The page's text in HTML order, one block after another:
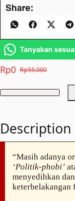
Rp55.000
Original
price
Rp0
Current
price
PKI
Polisi
quantity
Share:
Tanyakan
Description
“Masih adanya
‘Politik-phobi’
menyedihkan
keterbelakangan